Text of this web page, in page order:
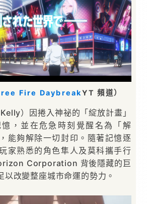
Fire DaybreakYT 頻道）
）因捲入神祕的「綻放計畫」
，並在危急時刻覺醒名為「解
能夠解除一切封印。隨著記憶逐
家熟悉的角色隼人及莫科攜手行
Corporation 背後隱藏的巨
以改變整座城市命運的勢力。